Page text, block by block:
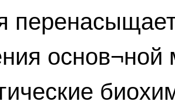
основ¬ной